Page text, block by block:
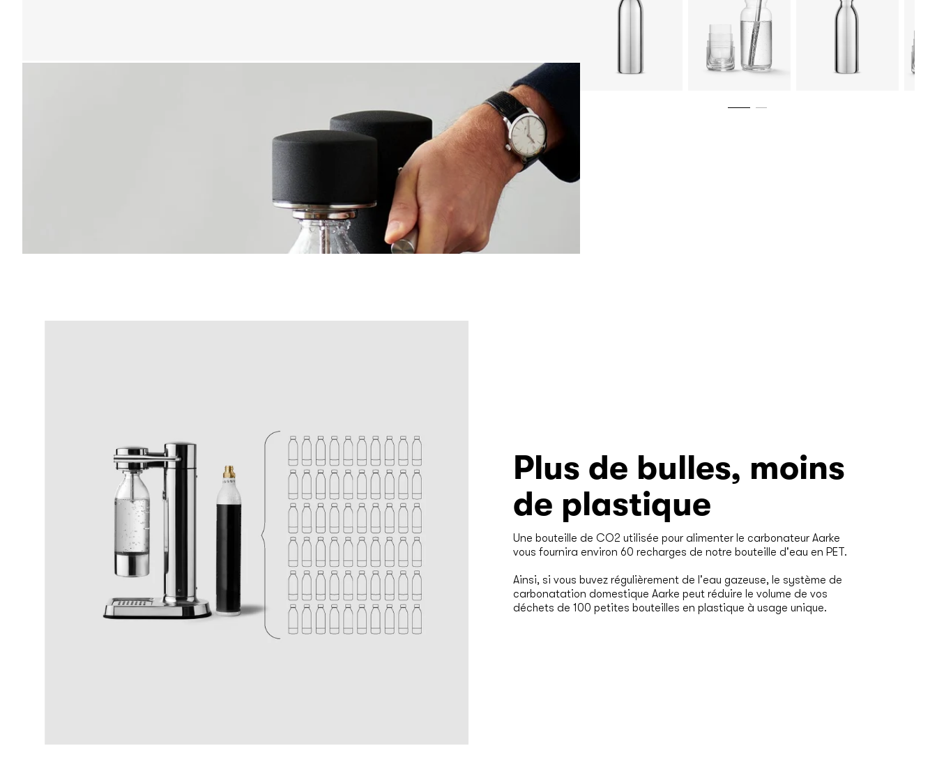
Plus de bulles, moins
de plastique
Une bouteille de CO2 utilisée pour alimenter le carbonateur Aarke
vous fournira environ 60 recharges de notre bouteille d'eau en PET.
Ainsi, si vous buvez régulièrement de l'eau gazeuse, le système de
carbonatation domestique Aarke peut réduire le volume de vos
déchets de 100 petites bouteilles en plastique à usage unique.